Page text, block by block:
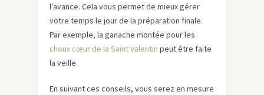
l’avance. Cela vous permet de mieux gérer
votre temps le jour de la préparation finale.
Par exemple, la ganache montée pour les
choux cœur de la Saint Valentin peut être faite
la veille.
En suivant ces conseils, vous serez en mesure